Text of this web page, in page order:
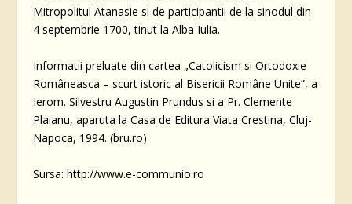
Mitropolitul Atanasie si de participantii de la sinodul din
4 septembrie 1700, tinut la Alba Iulia.
Informatii preluate din cartea „Catolicism si Ortodoxie
Româneasca – scurt istoric al Bisericii Române Unite”, a
Ierom. Silvestru Augustin Prundus si a Pr. Clemente
Plaianu, aparuta la Casa de Editura Viata Crestina, Cluj-
Napoca, 1994. (bru.ro)
Sursa: http://www.e-communio.ro